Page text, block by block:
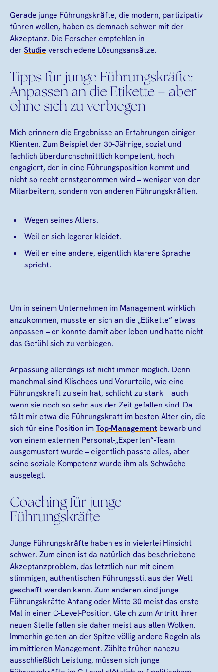
Gerade junge Führungskräfte, die modern, partizipativ
führen wollen, haben es demnach schwer mit der
Akzeptanz. Die Forscher empfehlen in
der Studie verschiedene Lösungsansätze.
Tipps für junge Führungskräfte:
Anpassen an die Etikette – aber
ohne sich zu verbiegen
Mich erinnern die Ergebnisse an Erfahrungen einiger
Klienten. Zum Beispiel der 30-Jährige, sozial und
fachlich überdurchschnittlich kompetent, hoch
engagiert, der in eine Führungsposition kommt und
nicht so recht ernstgenommen wird – weniger von den
Mitarbeitern, sondern von anderen Führungskräften.
Wegen seines Alters.
Weil er sich legerer kleidet.
Weil er eine andere, eigentlich klarere Sprache
spricht.
Um in seinem Unternehmen im Management wirklich
anzukommen, musste er sich an die „Etikette“ etwas
anpassen – er konnte damit aber leben und hatte nicht
das Gefühl sich zu verbiegen.
Anpassung allerdings ist nicht immer möglich. Denn
manchmal sind Klischees und Vorurteile, wie eine
Führungskraft zu sein hat, schlicht zu stark – auch
wenn sie noch so sehr aus der Zeit gefallen sind. Da
fällt mir etwa die Führungskraft im besten Alter ein, die
sich für eine Position imTop-Management bewarb und
von einem externen Personal-„Experten“-Team
ausgemustert wurde – eigentlich passte alles, aber
seine soziale Kompetenz wurde ihm als Schwäche
ausgelegt.
Coaching für junge
Führungskräfte
Junge Führungskräfte haben es in vielerlei Hinsicht
schwer. Zum einen ist da natürlich das beschriebene
Akzeptanzproblem, das letztlich nur mit einem
stimmigen, authentischen Führungsstil aus der Welt
geschafft werden kann. Zum anderen sind junge
Führungskräfte Anfang oder Mitte 30 meist das erste
Mal in einer C-Level-Position. Gleich zum Antritt ihrer
neuen Stelle fallen sie daher meist aus allen Wolken.
Immerhin gelten an der Spitze völlig andere Regeln als
im mittleren Management. Zählte früher nahezu
ausschließlich Leistung, müssen sich junge